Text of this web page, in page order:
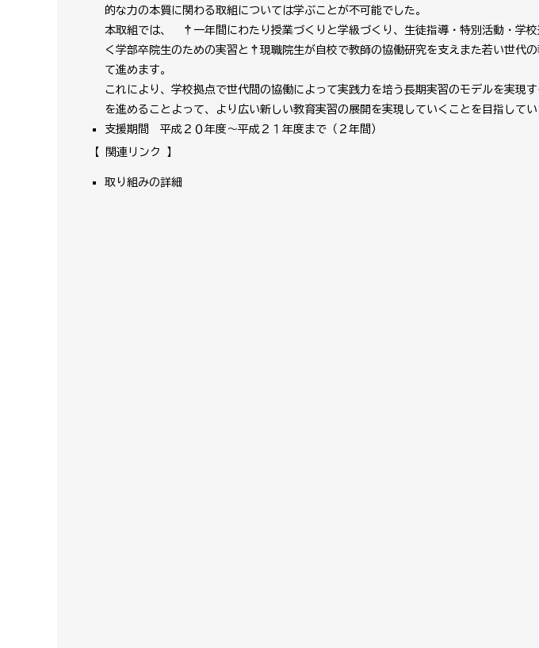
的な力の本質に関わる取組については学ぶことが不可能でした。
本取組では、 †一年間にわたり授業づくりと学級づくり、生徒指導・特別活動・学
く学部卒院生のための実習と†現職院生が自校で教師の協働研究を支えまた若い世代
て進めます。
これにより、学校拠点で世代間の協働によって実践力を培う長期実習のモデルを実現
を進めることよって、より広い新しい教育実習の展開を実現していくことを目指してい
支援期間 平成２０年度〜平成２１年度まで（２年間）
【 関連リンク 】
取り組みの詳細